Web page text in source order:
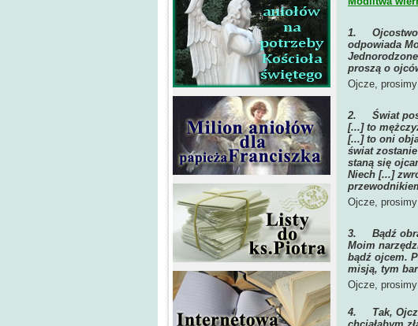
1.
odpowiada
proszą o
Ojcze,
2. Świat
[...] to
[...] to oni
świat
staną się
Niech [...]
Ojcze, prosimy
3. Bądź
Moim
bądź ojcem.
misją, tym
Ojcze,
4. Tak,